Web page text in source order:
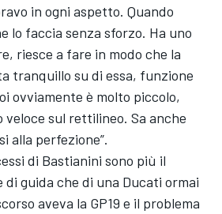
in ogni aspetto. Quando
lo faccia senza sforzo. Ha uno
riesce a fare in modo che la
tranquillo su di essa, funzione
ovviamente è molto piccolo,
veloce sul rettilineo. Sa anche
alla perfezione”.
di Bastianini sono più il
guida che di una Ducati ormai
aveva la GP19 e il problema